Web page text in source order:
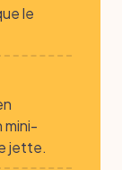
le
mini-
jette.